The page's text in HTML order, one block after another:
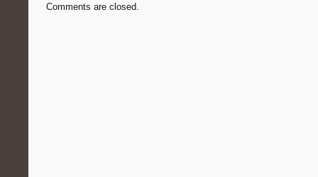
Comments are closed.